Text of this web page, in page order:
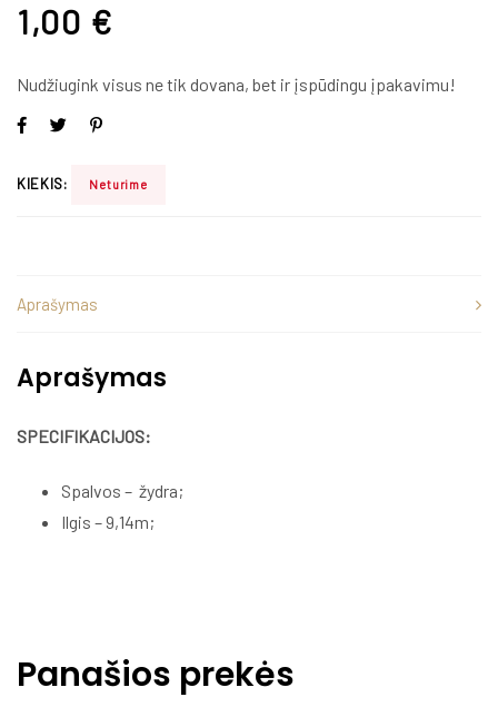
1,00 €
Nudžiugink visus ne tik dovana, bet ir įspūdingu įpakavimu!
KIEKIS: Neturime
Aprašymas
Aprašymas
SPECIFIKACIJOS:
Spalvos – žydra;
Ilgis – 9,14m;
Panašios prekės